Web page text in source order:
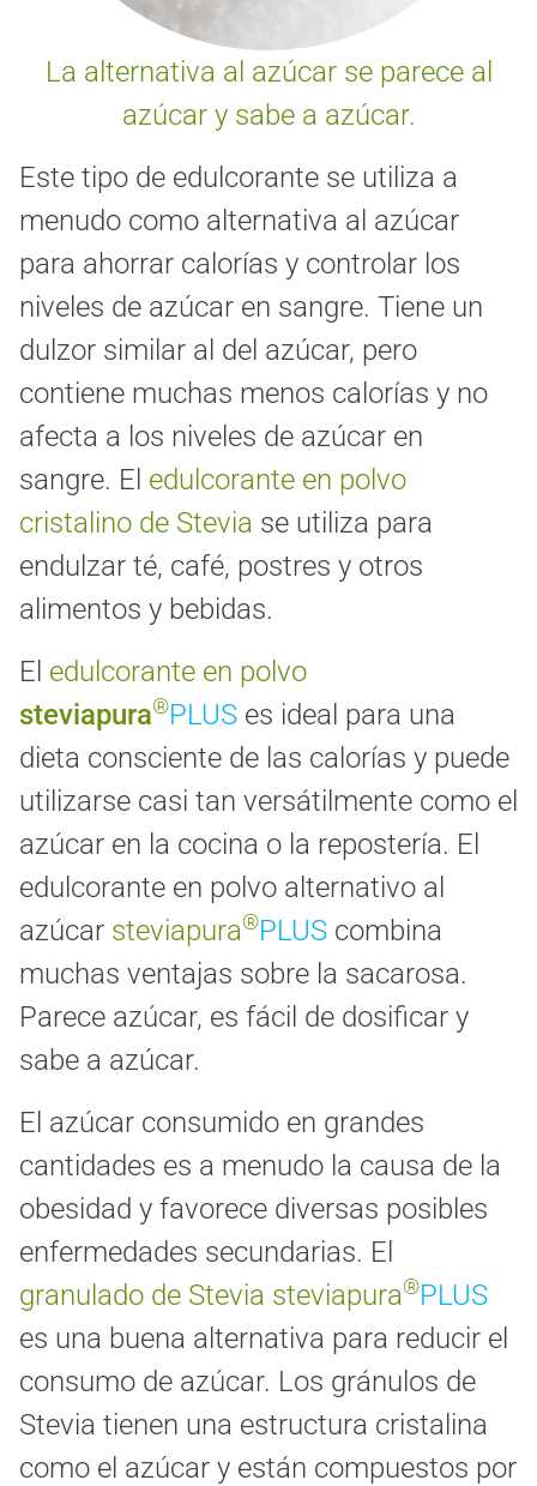
La alternativa al azúcar se parece al
azúcar y sabe a azúcar.
Este tipo de edulcorante se utiliza a
menudo como alternativa al azúcar
para ahorrar calorías y controlar los
niveles de azúcar en sangre. Tiene un
dulzor similar al del azúcar, pero
contiene muchas menos calorías y no
afecta a los niveles de azúcar en
sangre. El edulcorante en polvo
cristalino de Stevia se utiliza para
endulzar té, café, postres y otros
alimentos y bebidas.
El edulcorante en polvo
steviapura®PLUS es ideal para una
dieta consciente de las calorías y puede
utilizarse casi tan versátilmente como el
azúcar en la cocina o la repostería. El
edulcorante en polvo alternativo al
azúcar steviapura®PLUS combina
muchas ventajas sobre la sacarosa.
Parece azúcar, es fácil de dosificar y
sabe a azúcar.
El azúcar consumido en grandes
cantidades es a menudo la causa de la
obesidad y favorece diversas posibles
enfermedades secundarias. El
granulado de Stevia steviapura®PLUS
es una buena alternativa para reducir el
consumo de azúcar. Los gránulos de
Stevia tienen una estructura cristalina
como el azúcar y están compuestos por